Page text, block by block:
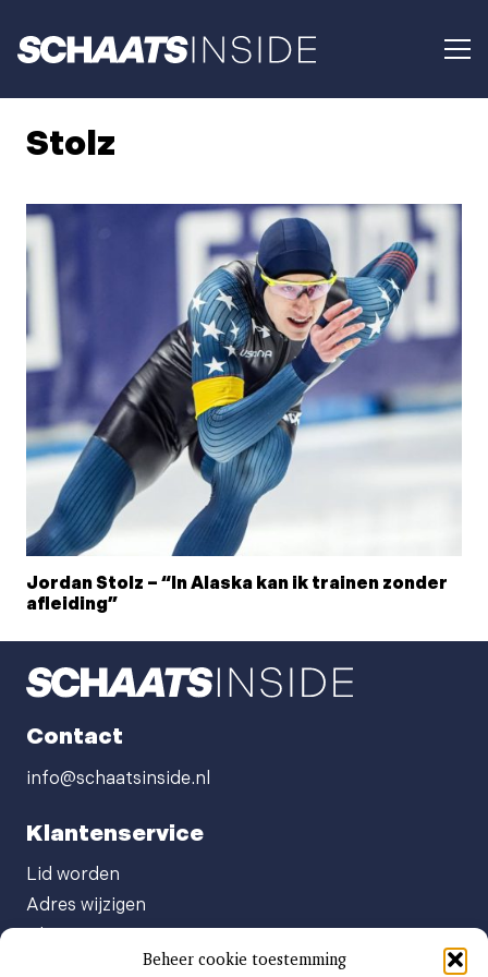
Beheer cookie toestemming
Stolz
Jordan Stolz – “In Alaska kan ik trainen zonder
afleiding”
Contact
info@schaatsinside.nl
Klantenservice
Lid worden
Adres wijzigen
Abonnement opzeggen